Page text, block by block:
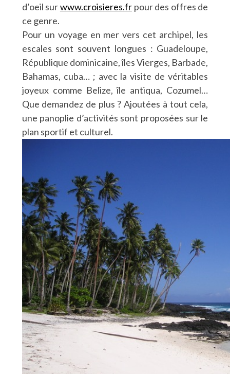
d’oeil surwww.croisieres.frpour des offres de
ce genre.
Pour un voyage en mer vers cet archipel, les
escales sont souvent longues : Guadeloupe,
République dominicaine, îles Vierges, Barbade,
Bahamas, cuba… ; avec la visite de véritables
joyeux comme Belize, île antiqua, Cozumel…
Que demandez de plus ? Ajoutées à tout cela,
une panoplie d’activités sont proposées sur le
plan sportif et culturel.